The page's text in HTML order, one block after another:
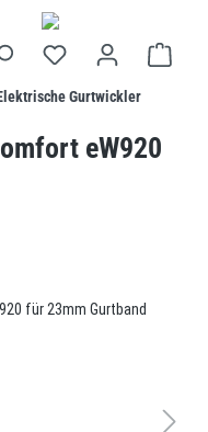
Gurtwickler
eW920